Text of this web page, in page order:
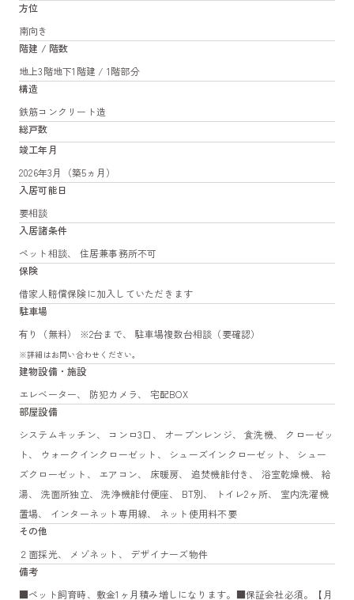
方位
南向き
階建 / 階数
地上3階地下1階建 / 1階部分
構造
鉄筋コンクリート造
総戸数
竣工年月
2026年3月（築5ヵ月）
入居可能日
要相談
入居諸条件
ペット相談、 住居兼事務所不可
保険
借家人賠償保険に加入していただきます
駐車場
有り（無料） ※2台まで、 駐車場複数台相談（要確認）
※詳細はお問い合わせください。
建物設備・施設
エレベーター、 防犯カメラ、 宅配BOX
部屋設備
システムキッチン、 コンロ3口、 オーブンレンジ、 食洗機、 クローゼッ
ト、 ウォークインクローゼット、 シューズインクローゼット、 シュー
ズクローゼット、 エアコン、 床暖房、 追焚機能付き、 浴室乾燥機、 給
湯、 洗面所独立、 洗浄機能付便座、 BT別、 トイレ2ヶ所、 室内洗濯機
置場、 インターネット専用線、 ネット使用料不要
その他
２面採光、 メゾネット、 デザイナーズ物件
備考
■ペット飼育時、敷金1ヶ月積み増しになります。■保証会社必須。【月